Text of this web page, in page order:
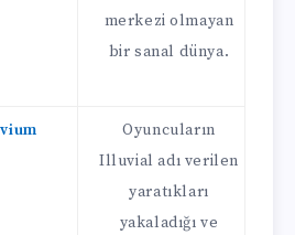
merkezi olmayan
bir sanal dünya.
Oyuncuların
Illuvial adı verilen
yaratıkları
yakaladığı ve